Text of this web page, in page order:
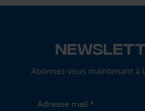
Abonnez-vous maintenant à